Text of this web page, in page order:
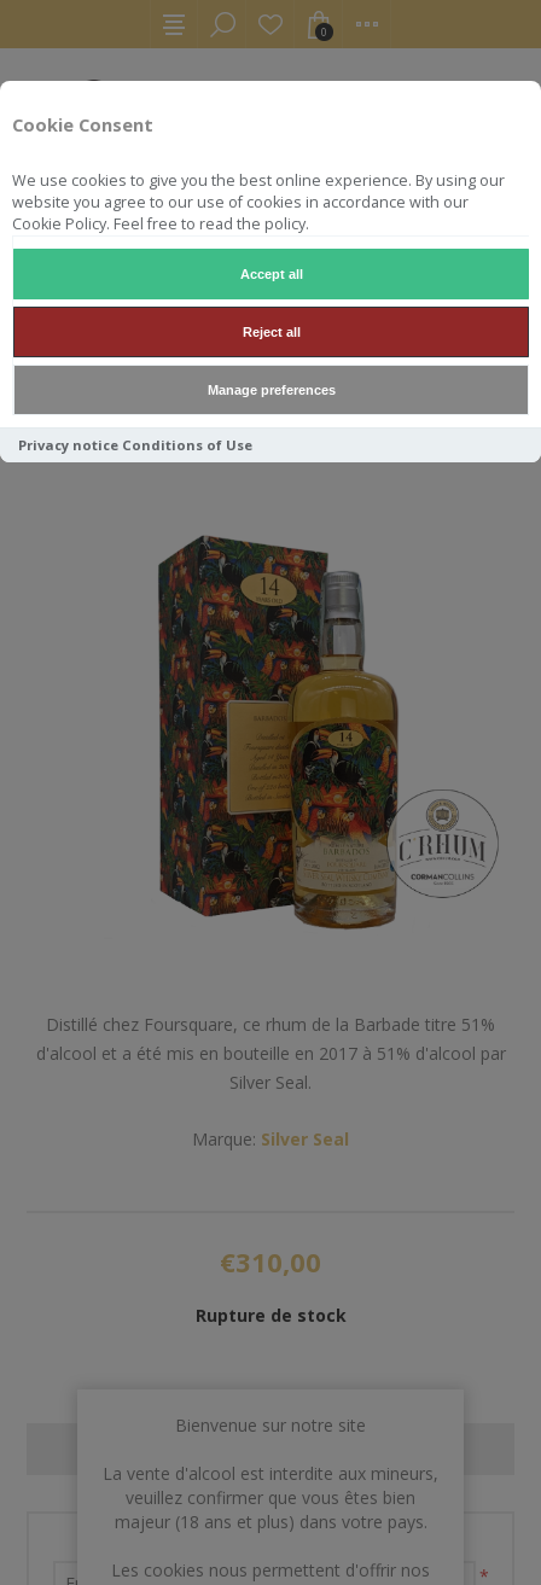
Cookie Consent
We use cookies to give you the best online experience. By using our
website you agree to our use of cookies in accordance with our
Cookie Policy. Feel free to read the policy.
Accept all
Reject all
Manage preferences
Privacy notice Conditions of Use
0
SILVER SEAL FOURSQUARE
14Y 51° 70CL
Distillé chez Foursquare, ce rhum de la Barbade titre 51%
d'alcool et a été mis en bouteille en 2017 à 51% d'alcool par
Silver Seal.
Marque: Silver Seal
€310,00
Rupture de stock
*
Bienvenue sur notre site
La vente d'alcool est interdite aux mineurs,
veuillez confirmer que vous êtes bien
majeur (18 ans et plus) dans votre pays.
Les cookies nous permettent d'offrir nos